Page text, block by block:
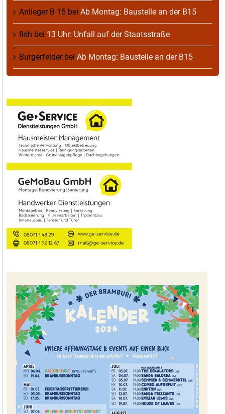
Anlieger B 15 bei Ab Montag: Baustelle an der B15
fish bei 13 Uhr: Unfall auf der Staatsstraße
Burgerfelderbei Ab Montag: Baustelle an der B15